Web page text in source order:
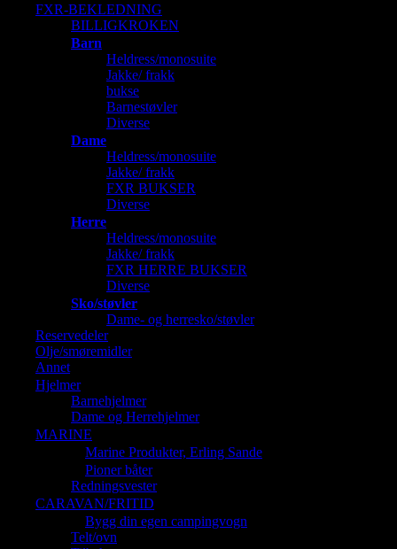
FXR-BEKLEDNING
BILLIGKROKEN
Barn
Heldress/monosuite
Jakke/ frakk
bukse
Barnestøvler
Diverse
Dame
Heldress/monosuite
Jakke/ frakk
FXR BUKSER
Diverse
Herre
Heldress/monosuite
Jakke/ frakk
FXR HERRE BUKSER
Diverse
Sko/støvler
Dame- og herresko/støvler
Reservedeler
Olje/smøremidler
Annet
Hjelmer
Barnehjelmer
Dame og Herrehjelmer
MARINE
Marine Produkter, Erling Sande
Pioner båter
Redningsvester
CARAVAN/FRITID
Bygg din egen campingvogn
Telt/ovn